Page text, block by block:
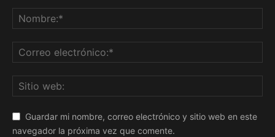
Guardar mi nombre, correo electrónico y sitio web en este
navegador la próxima vez que comente.